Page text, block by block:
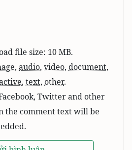
file size: 10 MB.
, audio, video, document,
, text, other.
Twitter and other
the comment text will be